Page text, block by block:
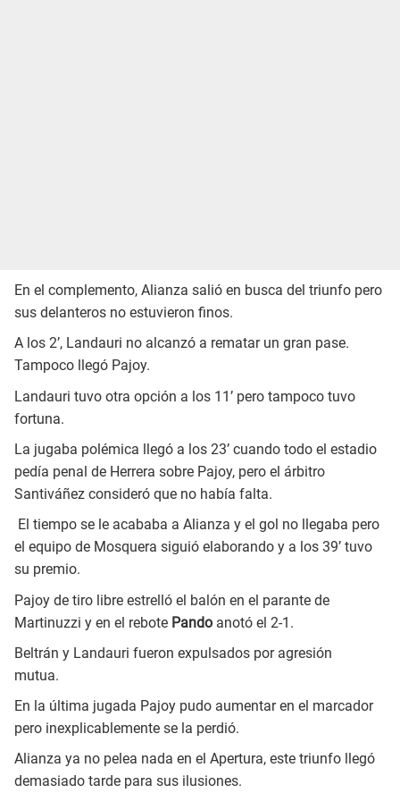
En el complemento, Alianza salió en busca del triunfo pero
sus delanteros no estuvieron finos.
A los 2’, Landauri no alcanzó a rematar un gran pase.
Tampoco llegó Pajoy.
Landauri tuvo otra opción a los 11’ pero tampoco tuvo
fortuna.
La jugaba polémica llegó a los 23’ cuando todo el estadio
pedía penal de Herrera sobre Pajoy, pero el árbitro
Santiváñez consideró que no había falta.
El tiempo se le acababa a Alianza y el gol no llegaba pero
el equipo de Mosquera siguió elaborando y a los 39’ tuvo
su premio.
Pajoy de tiro libre estrelló el balón en el parante de
Martinuzzi y en el rebote Pando anotó el 2-1.
Beltrán y Landauri fueron expulsados por agresión
mutua.
En la última jugada Pajoy pudo aumentar en el marcador
pero inexplicablemente se la perdió.
Alianza ya no pelea nada en el Apertura, este triunfo llegó
demasiado tarde para sus ilusiones.